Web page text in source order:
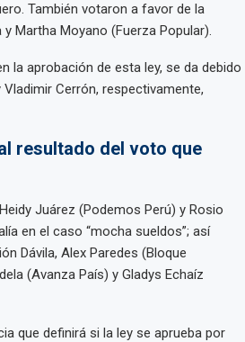
También votaron a favor de la
Martha Moyano (Fuerza Popular).
la aprobación de esta ley, se da debido
Cerrón, respectivamente,
resultado del voto que
Juárez (Podemos Perú) y Rosio
en el caso “mocha sueldos”; así
Dávila, Alex Paredes (Bloque
(Avanza País) y Gladys Echaíz
que definirá si la ley se aprueba por